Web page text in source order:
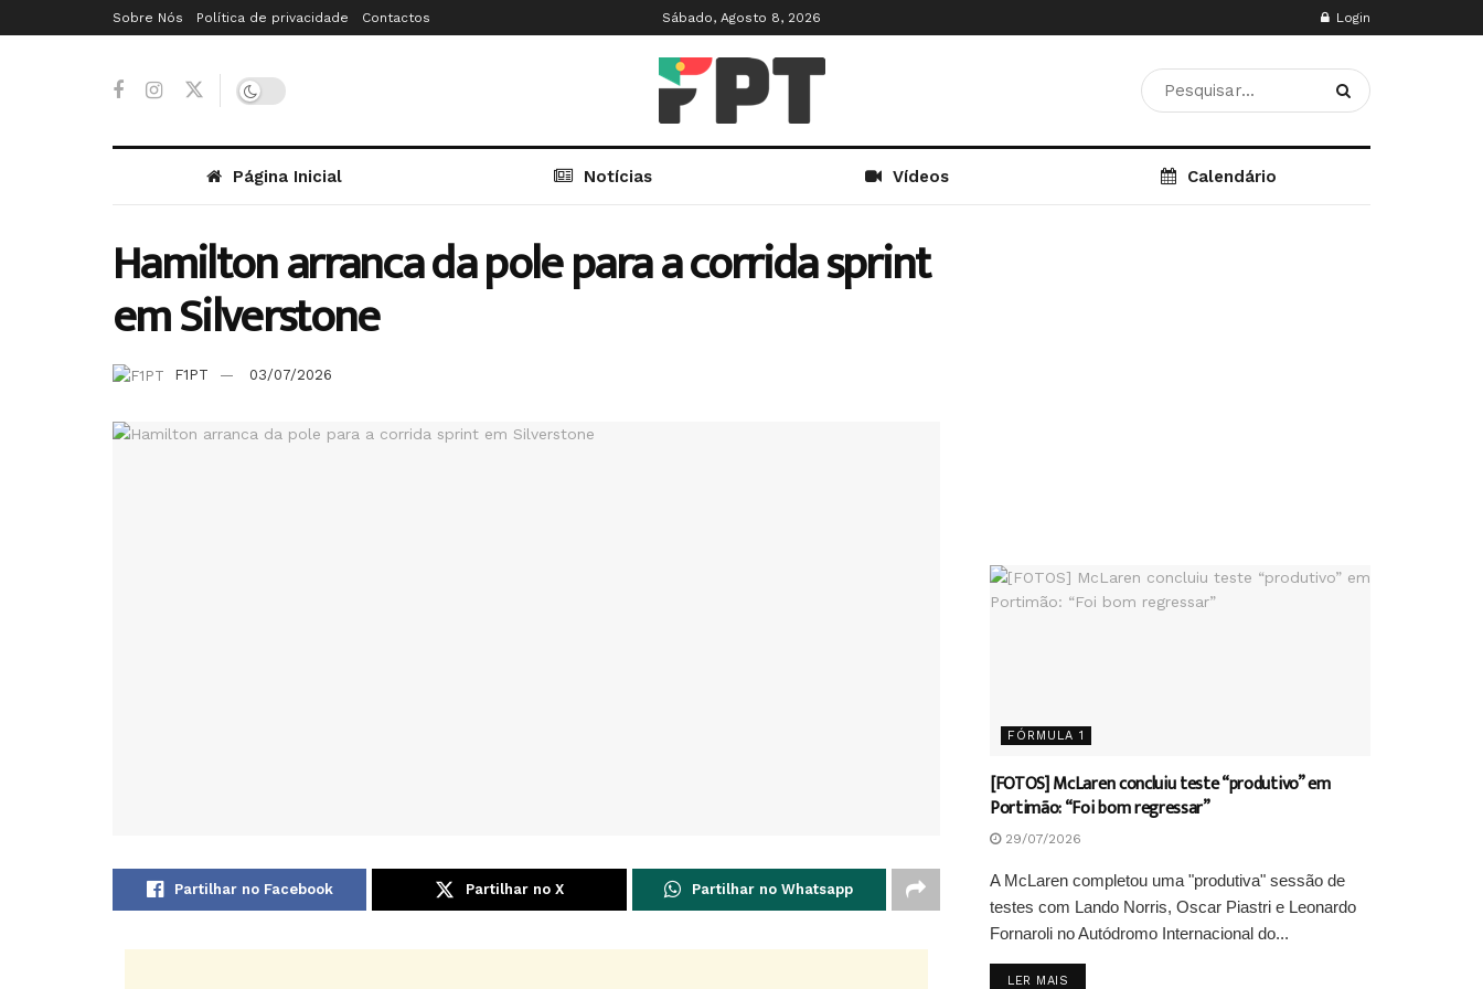
Sobre Nós Política de privacidade Contactos Sábado, Agosto 8, 2026 Login
Página Inicial Notícias Vídeos Calendário
Hamilton arranca da pole para a corrida sprint
em Silverstone
F1PT 03/07/2026
Partilhar no Facebook Partilhar no X Partilhar no Whatsapp
FÓRMULA 1
[FOTOS] McLaren concluiu teste “produtivo” em
Portimão: “Foi bom regressar”
29/07/2026
A McLaren completou uma "produtiva" sessão de
testes com Lando Norris, Oscar Piastri e Leonardo
Fornaroli no Autódromo Internacional do...
LER MAIS